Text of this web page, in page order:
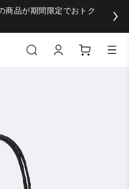
商品が期間限定でおトク